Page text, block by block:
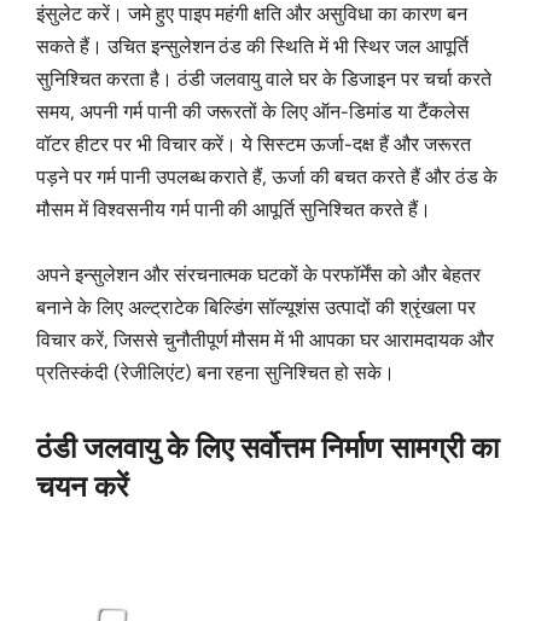
इंसुलेट करें। जमे हुए पाइप महंगी क्षति और असुविधा का कारण बन
सकते हैं। उचित इन्सुलेशन ठंड की स्थिति में भी स्थिर जल आपूर्ति
सुनिश्चित करता है। ठंडी जलवायु वाले घर के डिजाइन पर चर्चा करते
समय, अपनी गर्म पानी की जरूरतों के लिए ऑन-डिमांड या टैंकलेस
वॉटर हीटर पर भी विचार करें। ये सिस्टम ऊर्जा-दक्ष हैं और जरूरत
पड़ने पर गर्म पानी उपलब्ध कराते हैं, ऊर्जा की बचत करते हैं और ठंड के
मौसम में विश्वसनीय गर्म पानी की आपूर्ति सुनिश्चित करते हैं।
अपने इन्सुलेशन और संरचनात्मक घटकों के परफॉर्मेंस को और बेहतर
बनाने के लिए अल्ट्राटेक बिल्डिंग सॉल्यूशंस उत्पादों की श्रृंखला पर
विचार करें, जिससे चुनौतीपूर्ण मौसम में भी आपका घर आरामदायक और
प्रतिस्कंदी (रेजीलिएंट) बना रहना सुनिश्चित हो सके।
ठंडी जलवायु के लिए सर्वोत्तम निर्माण सामग्री का
चयन करें